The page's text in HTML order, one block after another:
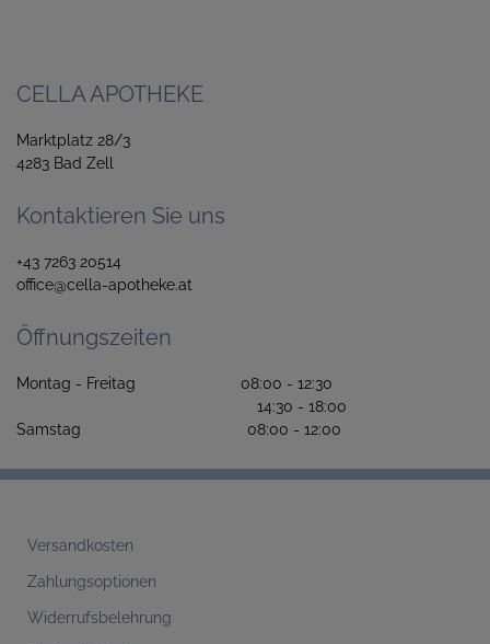
CELLA APOTHEKE
Marktplatz 28/3
4283 Bad Zell
Kontaktieren Sie uns
+43 7263 20514
office@cella-apotheke.at
Öffnungszeiten
Montag - Freitag 08:00 - 12:30
14:30 - 18:00
Samstag 08:00 - 12:00
Versandkosten
Zahlungsoptionen
Widerrufsbelehrung